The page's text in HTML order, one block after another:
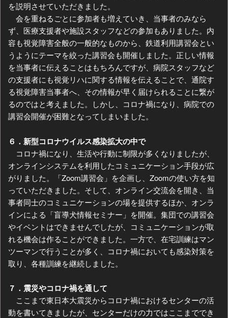
を説明させていただきました。
会を重ねるごとに参加者も増えていき、当事者のみなら
ず、医療支援者や施設スタッフなどの参加もありました。内
容も視覚障害全般の一般的なものから、鉄道利用講習会とい
うようにテーマを絞った講習会も開催しました。正しい情報
を当事者に伝えることはもちろんですが、病院スタッフなど
の支援者にも視覚リハに関する情報を伝えることで、通院す
る視覚障害当事者へ、その情報が早く届けられることに繋が
るのではと考えました。しかし、コロナ禍になり、病院での
講習会開催が困難となってしまいました。
６．新型コロナウイルス感染拡大の中で
コロナ禍になり、生活や行動に制限が多くなりましたが、
オンラインシステムを利用したコミュニケーション手段が広
がりました。「Zoom講習会」を企画し、Zoomの使い方を知
っていただきました。そして、オンライン交流会を開き、当
事者同士のコミュニケーションの場を提供するほか、オンラ
インによる「盲導犬情報セミナー」を開催。集団での講習会
やイベントはできませんでしたが、コミュニケーションが取
れる機会は作ることができました。一方で、在宅訓練はマン
ツーマンで行うことが多く、コロナ禍においても感染対策を
取り、各種訓練を継続しました。
７．震災やコロナ禍を通して
ここまで東日本大震災からコロナ禍におけるセンターの活
動を書いてきましたが、センターだけの力ではここまででき